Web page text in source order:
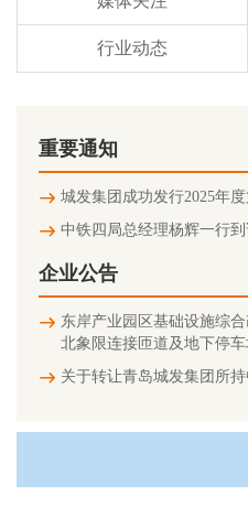
行业动态
重要通知
城发集团成功发行2025年
中铁四局总经理杨辉一行
企业公告
东岸产业园区基础设施综
北象限连接匝道及地下停
息
关于转让青岛城发集团所